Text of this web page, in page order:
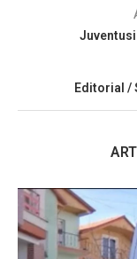
Editorial /